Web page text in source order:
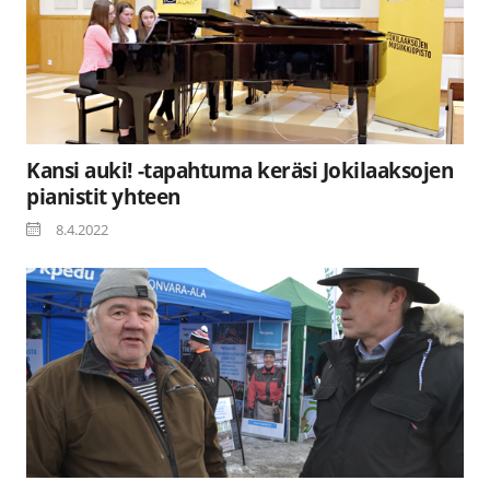
Kansi auki! -tapahtuma keräsi Jokilaaksojen
pianistit yhteen
8.4.2022